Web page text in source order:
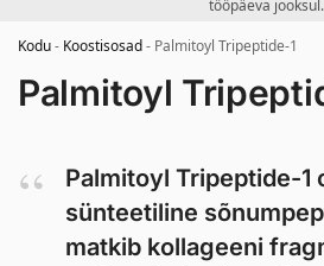
tööpäeva jooksul.
Kodu- Koostisosad- Palmitoyl Tripeptide-1
Palmitoyl
Palmitoyl Tripeptide-1
sünteetiline
matkib kollageeni